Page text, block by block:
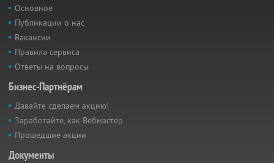
Основное
Публикации о нас
Вакансии
Правила сервиса
Ответы на вопросы
Бизнес-Партнёрам
Давайте сделаем акцию!
Заработайте, как Вебмастер
Прошедшие акции
Документы